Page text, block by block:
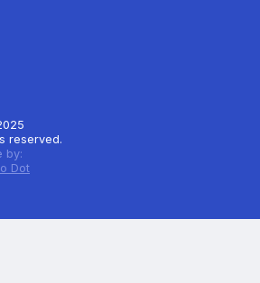
reserved.
by:
Dot